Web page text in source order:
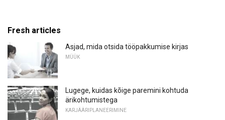
Fresh articles
Asjad, mida otsida tööpakkumise kirjas
MÜÜK
Lugege, kuidas kõige paremini kohtuda
ärikohtumistega
KARJÄÄRIPLANEERIMINE